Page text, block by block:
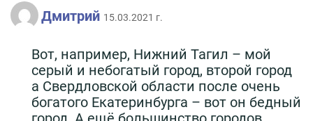
Дмитрий 15.03.2021 г.
Вот, например, Нижний Тагил – мой
серый и небогатый город, второй город
а Свердловской области после очень
богатого Екатеринбурга – вот он бедный